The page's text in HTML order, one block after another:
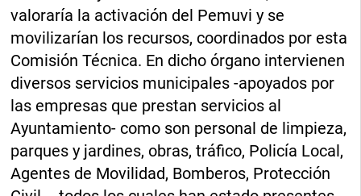
valoraría la activación del Pemuvi y se
movilizarían los recursos, coordinados por esta
Comisión Técnica. En dicho órgano intervienen
diversos servicios municipales -apoyados por
las empresas que prestan servicios al
Ayuntamiento- como son personal de limpieza,
parques y jardines, obras, tráfico, Policía Local,
Agentes de Movilidad, Bomberos, Protección